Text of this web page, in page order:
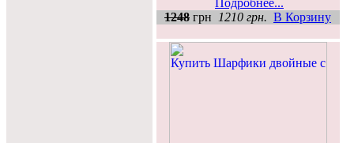
1248 грн 1210 грн. В Корзину